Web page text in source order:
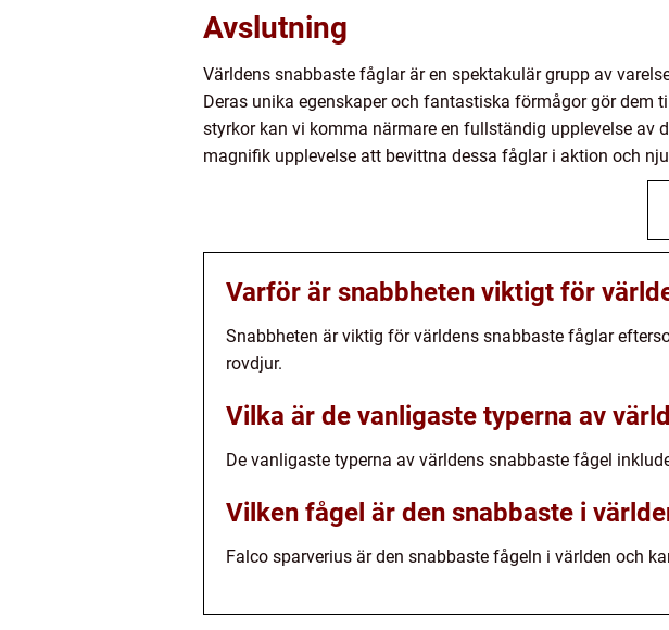
Avslutning
Världens snabbaste fåglar är en spektakulär grupp av
Deras unika egenskaper och fantastiska förmågor gör dem
styrkor kan vi komma närmare en fullständig upplevelse av
magnifik upplevelse att bevittna dessa fåglar i aktion och
Varför är snabbheten viktigt för
Snabbheten är viktig för världens snabbaste fåglar
rovdjur.
Vilka är de vanligaste typerna av
De vanligaste typerna av världens snabbaste fågel
Vilken fågel är den snabbaste i
Falco sparverius är den snabbaste fågeln i världen och